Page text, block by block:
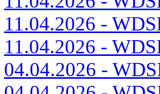
11.04.2026 -
11.04.2026 -
04.04.2026 -